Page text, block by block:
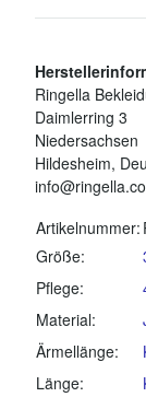
Ringella
Daimlerring 3
Niedersachsen
Hildesheim,
Wert
Artikelnummer:
Größe:
Pflege:
Material:
Ärmellänge:
Länge: